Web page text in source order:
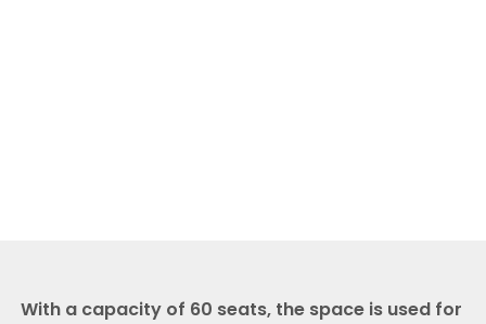
With a capacity of 60 seats, the space is used for